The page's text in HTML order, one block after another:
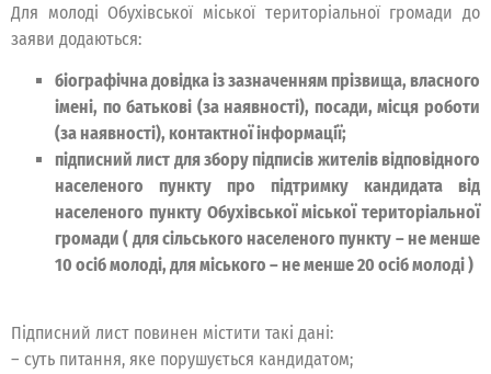
Для молоді Обухівської міської територіальної громади до
заяви додаються:
біографічна довідка із зазначенням прізвища, власного
імені, по батькові (за наявності), посади, місця роботи
(за наявності), контактної інформації;
підписний лист для збору підписів жителів відповідного
населеного пункту про підтримку кандидата від
населеного пункту Обухівської міської територіальної
громади ( для сільського населеного пункту – не менше
10 осіб молоді, для міського – не менше 20 осіб молоді )
Підписний лист повинен містити такі дані:
– суть питання, яке порушується кандидатом;